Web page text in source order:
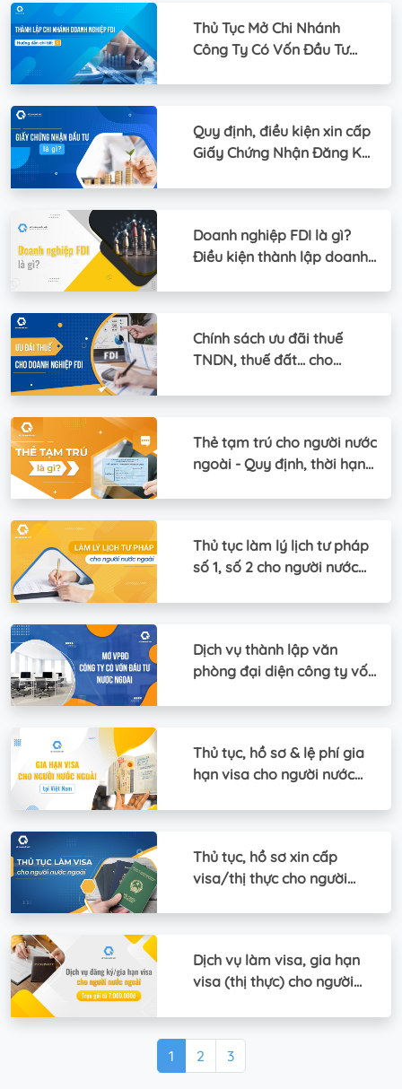
Thủ Tục Mở Chi Nhánh
Công Ty Có Vốn Đầu Tư
Quy định, điều kiện xin cấp
Giấy Chứng Nhận Đăng Ký
Doanh nghiệp FDI là gì?
Điều kiện thành lập doanh
Chính sách ưu đãi thuế
TNDN, thuế đất... cho
Thẻ tạm trú cho người nước
ngoài - Quy định, thời hạn
Thủ tục làm lý lịch tư pháp
số 1, số 2 cho người nước
Dịch vụ thành lập văn
phòng đại diện công ty vốn
Thủ tục, hồ sơ & lệ phí gia
hạn visa cho người nước
Thủ tục, hồ sơ xin cấp
visa/thị thực cho người
Dịch vụ làm visa, gia hạn
visa (thị thực) cho người
1 2 3